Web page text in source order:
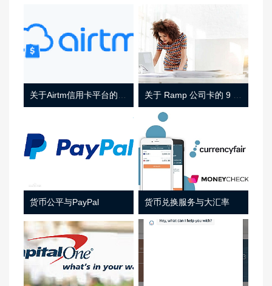
货币公平与PayPal 货币兑换服务与大汇率